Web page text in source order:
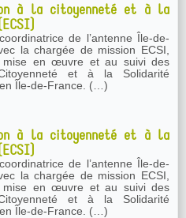
à la citoyenneté et à la
de l’antenne Île-de-
la chargée de mission ECSI,
mise en œuvre et au suivi des
et à la Solidarité
Île-de-France. (…)
à la citoyenneté et à la
de l’antenne Île-de-
la chargée de mission ECSI,
mise en œuvre et au suivi des
et à la Solidarité
Île-de-France. (…)